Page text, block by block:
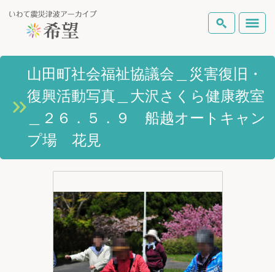
いわて震災津波アーカイブとは
岩手県の被害状況
復興の軌跡
Foreign Laguage
検索
テーマから探す 地図から探す 詳細検索
山田町社会福祉協議会＿災害復旧・
復興活動写真＿大沢さくら健康教室
＿２６．５．９ 船越オートキャン
プ場 花見